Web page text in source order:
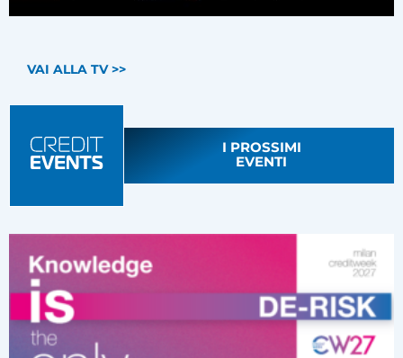
VAI ALLA TV >>
I PROSSIMI
EVENTI